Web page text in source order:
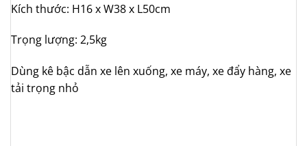
Kích thước: H16 x W38 x L50cm
Trọng lượng: 2,5kg
Dùng kê bậc dẫn xe lên xuống, xe máy, xe đẩy hàng, xe
tải trọng nhỏ